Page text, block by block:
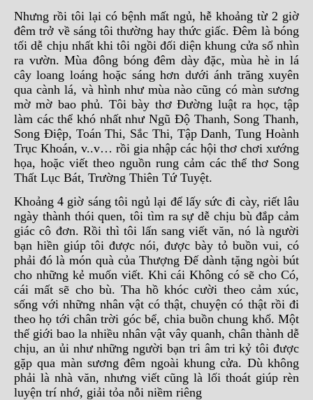
Nhưng rồi tôi lại có bệnh mất ngủ, hễ khoảng từ 2 giờ
đêm trở về sáng tôi thường hay thức giấc. Đêm là bóng
tối dễ chịu nhất khi tôi ngồi đối diện khung cửa sổ nhìn
ra vườn. Mùa đông bóng đêm dày đặc, mùa hè in lá
cây loang loáng hoặc sáng hơn dưới ánh trăng xuyên
qua cành lá, và hình như mùa nào cũng có màn sương
mờ mờ bao phủ. Tôi bày thơ Đường luật ra học, tập
làm các thể khó nhất như Ngũ Độ Thanh, Song Thanh,
Song Điệp, Toán Thi, Sắc Thi, Tập Danh, Tung Hoành
Trục Khoán, v..v… rồi gia nhập các hội thơ chơi xướng
họa, hoặc viết theo nguồn rung cảm các thể thơ Song
Thất Lục Bát, Trường Thiên Tứ Tuyệt.
Khoảng 4 giờ sáng tôi ngủ lại để lấy sức đi cày, riết lâu
ngày thành thói quen, tôi tìm ra sự dễ chịu bù đắp cảm
giác cô đơn. Rồi thì tôi lấn sang viết văn, nó là người
bạn hiền giúp tôi được nói, được bày tỏ buồn vui, có
phải đó là món quà của Thượng Đế dành tặng ngòi bút
cho những kẻ muốn viết. Khi cái Không có sẽ cho Có,
cái mất sẽ cho bù. Tha hồ khóc cười theo cảm xúc,
sống với những nhân vật có thật, chuyện có thật rồi đi
theo họ tới chân trời góc bể, chia buồn chung khổ. Một
thế giới bao la nhiều nhân vật vây quanh, chân thành dễ
chịu, an ủi như những người bạn tri âm tri kỷ tôi được
gặp qua màn sương đêm ngoài khung cửa. Dù không
phải là nhà văn, nhưng viết cũng là lối thoát giúp rèn
luyện trí nhớ, giải tỏa nỗi niềm riêng